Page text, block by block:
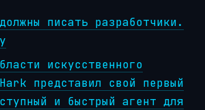
писать разработчики.
искусственного
представил свой первый
и быстрый агент для